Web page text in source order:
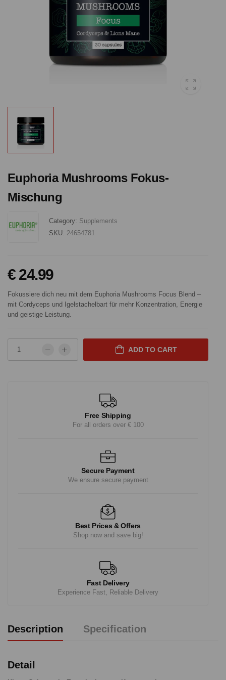
Euphoria Mushrooms Fokus-
Mischung
Category: Supplements
SKU: 24654781
€ 24.99
Fokussiere dich neu mit dem Euphoria Mushrooms Focus Blend –
mit Cordyceps und Igelstachelbart für mehr Konzentration, Energie
und geistige Leistung.
ADD TO CART
Free Shipping
For all orders over € 100
Secure Payment
We ensure secure payment
Best Prices & Offers
Shop now and save big!
Fast Delivery
Experience Fast, Reliable Delivery
Description Specification
Detail